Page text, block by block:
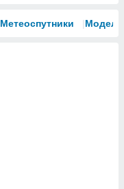
Метеоспутники Модели